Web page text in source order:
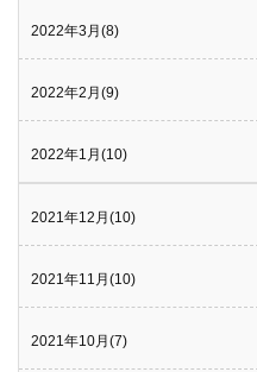
2022年3月(8)
2022年2月(9)
2022年1月(10)
2021年12月(10)
2021年11月(10)
2021年10月(7)